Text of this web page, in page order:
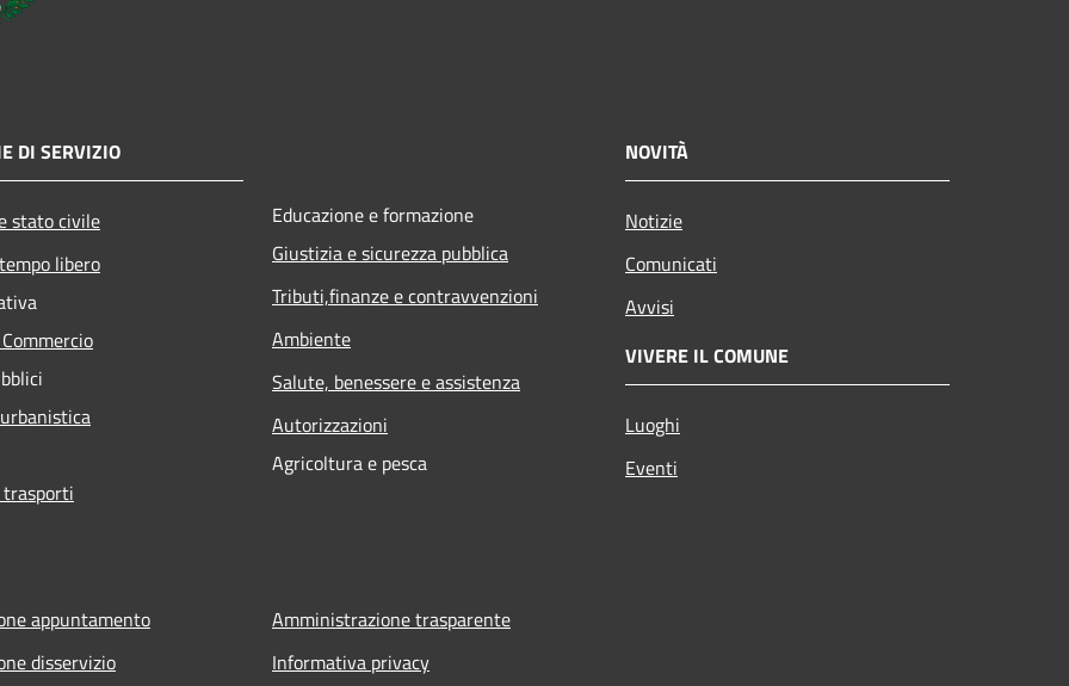
DI SERVIZIO
stato civile
libero
Educazione e formazione
Giustizia e sicurezza pubblica
Tributi,finanze e contravvenzioni
Ambiente
Salute, benessere e assistenza
Autorizzazioni
Agricoltura e pesca
NOVITÀ
Notizie
Comunicati
Avvisi
VIVERE IL COMUNE
Luoghi
Eventi
appuntamento
disservizio
Amministrazione trasparente
Informativa privacy